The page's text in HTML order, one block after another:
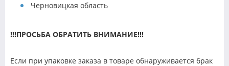
Черновицкая область
!!!ПРОСЬБА ОБРАТИТЬ ВНИМАНИЕ!!!
Если при упаковке заказа в товаре обнаруживается брак